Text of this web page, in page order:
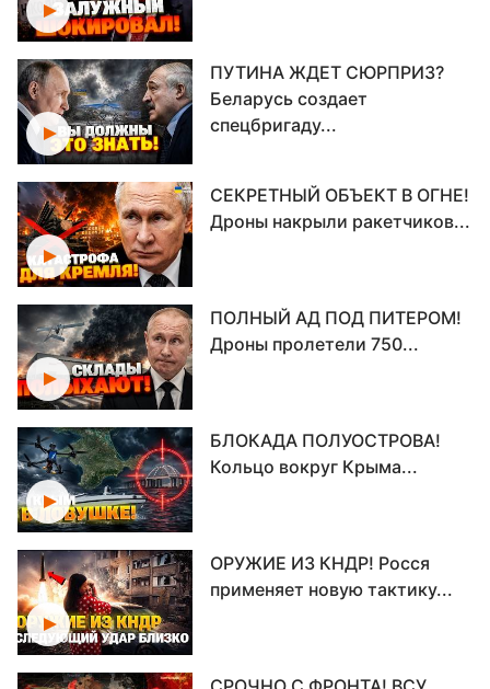
ПУТИНА ЖДЕТ СЮРПРИЗ?
Беларусь создает
спецбригаду...
СЕКРЕТНЫЙ ОБЪЕКТ В ОГНЕ!
Дроны накрыли ракетчиков...
ПОЛНЫЙ АД ПОД ПИТЕРОМ!
Дроны пролетели 750...
БЛОКАДА ПОЛУОСТРОВА!
Кольцо вокруг Крыма...
ОРУЖИЕ ИЗ КНДР! Росся
применяет новую тактику...